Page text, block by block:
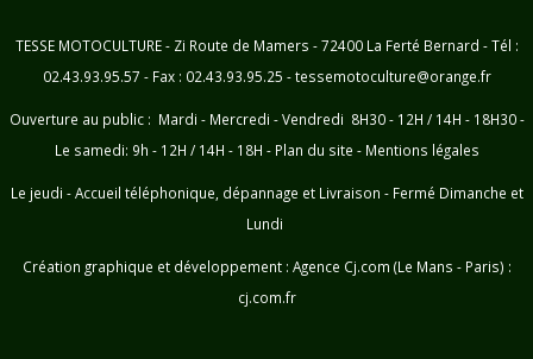
TESSE MOTOCULTURE - Zi Route de Mamers - 72400 La Ferté Bernard - Tél :
02.43.93.95.57 - Fax : 02.43.93.95.25 - tessemotoculture@orange.fr
Ouverture au public : Mardi - Mercredi - Vendredi 8H30 - 12H / 14H - 18H30 -
Le samedi: 9h - 12H / 14H - 18H - Plan du site - Mentions légales
Le jeudi - Accueil téléphonique, dépannage et Livraison - Fermé Dimanche et
Lundi
Création graphique et développement : Agence Cj.com (Le Mans - Paris) :
cj.com.fr